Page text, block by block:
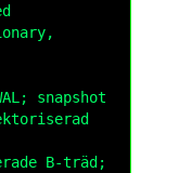
snapshot
B-träd;